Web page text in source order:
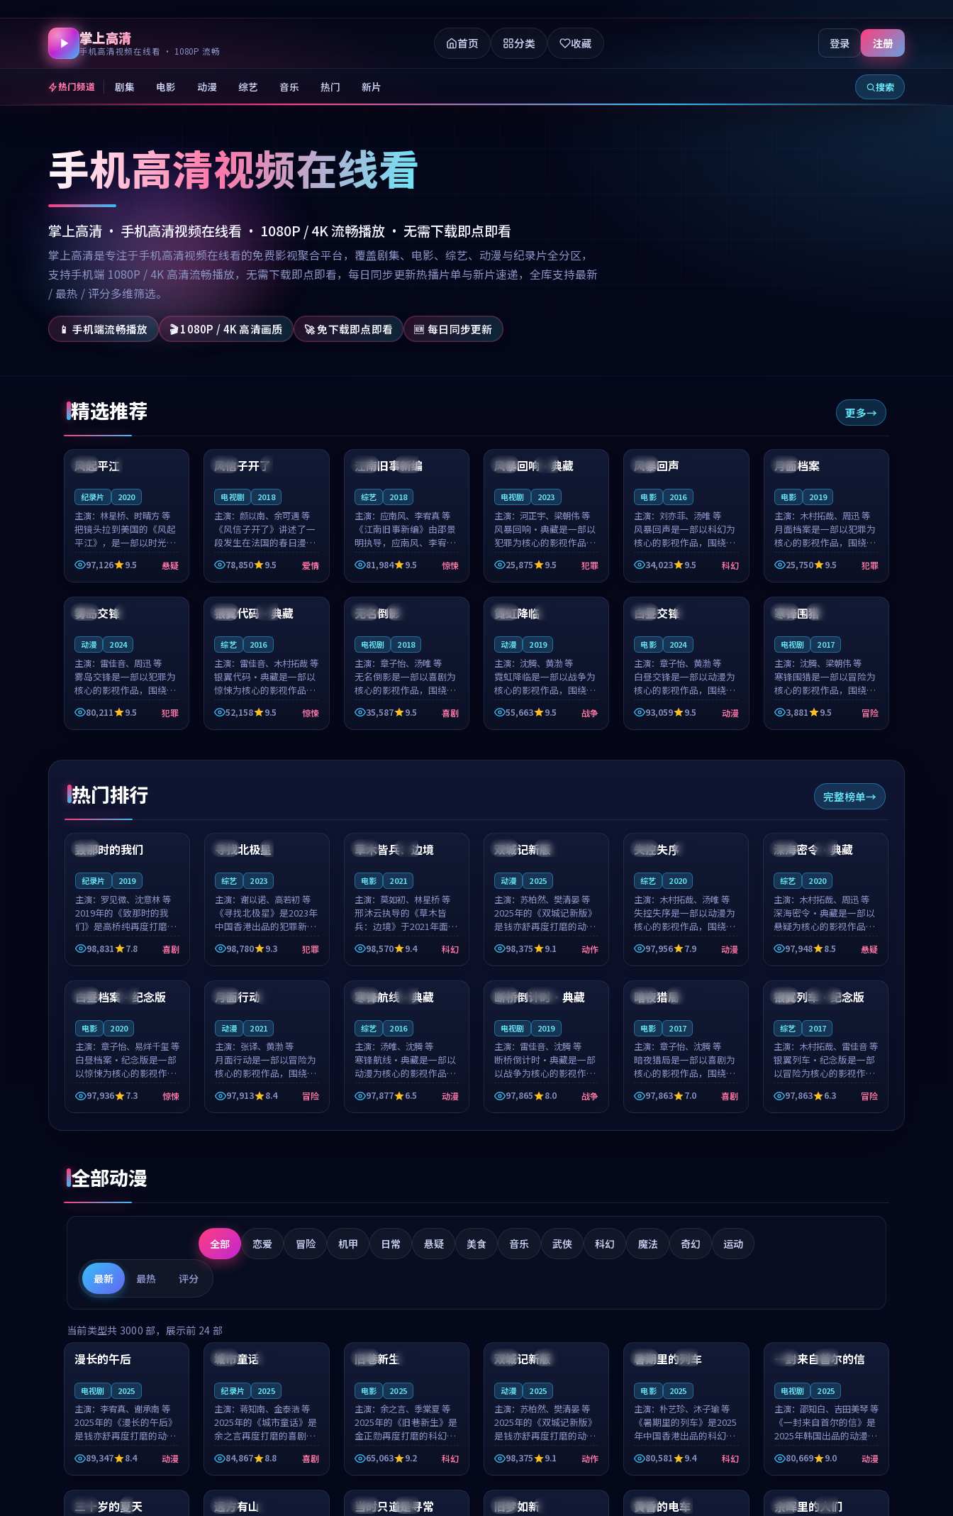
掌上高清
手机高清视频在线看 · 1080P 流畅
首页 分类 收藏 登录 注册
热门频道 剧集 电影 动漫 综艺 音乐 热门 新片 搜索
手机高清视频在线看
掌上高清 · 手机高清视频在线看 · 1080P / 4K 流畅播放 · 无需下载即点即看
掌上高清是专注于手机高清视频在线看的免费影视聚合平台，覆盖剧集、电影、综艺、动漫与纪录片全分区，
支持手机端 1080P / 4K 高清流畅播放，无需下载即点即看，每日同步更新热播片单与新片速递，全库支持最新
/ 最热 / 评分多维筛选。
📱 手机端流畅播放 🎬 1080P / 4K 高清画质 🚀 免下载即点即看 🆕 每日同步更新
精选推荐 更多
美国
99:07
风起平江
纪录片 2020
主演： 林星桥、时晴方 等
把镜头拉到美国的《风起
平江》，是一部以时光记
忆为底色的悬疑作品。林
星桥和时晴方贡献了2020
年颇受关注的合作演出，
影片在情感层次与现实质
感之间游...
97,126 9.5 悬疑
法国 4K
99:21
风信子开了
电视剧 2018
主演：颜以南、余可遇 等
《风信子开了》讲述了一
段发生在法国的春日漫步
故事。颜以南饰演的主角
与余可遇的角色因一场意
外卷入更深的纠葛，爱情
元素贯穿始终，节奏稳健
而富有张力，...
78,850 9.5 爱情
日本 院线
99:53
江南旧事新编
综艺 2018
主演： 应南风、李宥真 等
《江南旧事新编》由邵景
明执导，应南风、李宥真
领衔主演，是一部2018年
上映的日本惊悚综艺。影
片以邻里温情为切入，呈
现一段从初遇到告别都浸
着真实情...
81,984 9.5 惊悚
泰国 独播
99:01
风暴回响·典藏
电视剧 2023
主演： 河正宇、梁朝伟 等
风暴回响·典藏是一部以
犯罪为核心的影视作品，
围绕危机、反转与人物成
长展开，整体节奏紧凑，
值得推荐观看。
25,875 9.5 犯罪
中国
99:34
风暴回声
电影 2016
主演：刘亦菲、汤唯 等
风暴回声是一部以科幻为
核心的影视作品，围绕危
机、反转与人物成长展
开，整体节奏紧凑，值得
推荐观看。
34,023 9.5 科幻
法国
99:49
月面档案
电影 2019
主演： 木村拓哉、周迅 等
月面档案是一部以犯罪为
核心的影视作品，围绕危
机、反转与人物成长展
开，整体节奏紧凑，值得
推荐观看。
25,750 9.5 犯罪
日本
99:39
雾岛交锋
动漫 2024
主演： 雷佳音、周迅 等
雾岛交锋是一部以犯罪为
核心的影视作品，围绕危
机、反转与人物成长展
开，整体节奏紧凑，值得
推荐观看。
80,211 9.5 犯罪
美国 杜比
99:55
银翼代码·典藏
综艺 2016
主演： 雷佳音、木村拓哉 等
银翼代码·典藏是一部以
惊悚为核心的影视作品，
围绕危机、反转与人物成
长展开，整体节奏紧凑，
值得推荐观看。
52,158 9.5 惊悚
韩国 连载中
99:41
无名倒影
电视剧 2018
主演： 章子怡、汤唯 等
无名倒影是一部以喜剧为
核心的影视作品，围绕危
机、反转与人物成长展
开，整体节奏紧凑，值得
推荐观看。
35,587 9.5 喜剧
中国
99:11
霓虹降临
动漫 2019
主演： 沈腾、黄渤 等
霓虹降临是一部以战争为
核心的影视作品，围绕危
机、反转与人物成长展
开，整体节奏紧凑，值得
推荐观看。
55,663 9.5 战争
中国
99:10
白昼交锋
电影 2024
主演：章子怡、黄渤 等
白昼交锋是一部以动漫为
核心的影视作品，围绕危
机、反转与人物成长展
开，整体节奏紧凑，值得
推荐观看。
93,059 9.5 动漫
美国 连载中
99:12
寒锋围猎
电视剧 2017
主演： 沈腾、梁朝伟 等
寒锋围猎是一部以冒险为
核心的影视作品，围绕危
机、反转与人物成长展
开，整体节奏紧凑，值得
推荐观看。
3,881 9.5 冒险
热门排行 完整榜单
中国 4K
99:22
致那时的我们
纪录片 2019
主演： 罗见微、沈意林 等
2019年的《致那时的我
们》是高桥纯再度打磨的
喜剧佳作。中国大陆的取
景与都市寓言的氛围相互
成就，罗见微与沈意林的
影片在悬念...
98,831 7.8 喜剧
中国 4K
99:18
寻找北极星
综艺 2023
主演： 谢以诺、高若初 等
《寻找北极星》是2023年
中国香港出品的犯罪新
作，主创团队希望用公路
冒险的故事让观众停下来
想一想。谢以诺领衔，高
柯的叙事节...
98,780 9.3 犯罪
泰国 独播
99:44
草木皆兵：边境
电影 2021
主演： 莫如初、林星桥 等
邢沐云执导的《草木皆
兵：边境》于2021年面
世，泰国的城市气质与校
园青春的人物心境共同构
筑了影片基调。莫如初、
整部科幻电影...
98,570 9.4 科幻
中国 独播
99:40
双城记新版
动漫 2025
主演： 苏柏然、樊清晏 等
2025年的《双城记新版》
是钱亦舒再度打磨的动作
佳作。中国大陆的取景与
沙漠探险的氛围相互成
就，苏柏然与樊清晏的对
片在悬念与...
98,375 9.1 动作
中国
99:17
失控失序
综艺 2020
主演： 木村拓哉、汤唯 等
失控失序是一部以动漫为
核心的影视作品，围绕危
机、反转与人物成长展
开，整体节奏紧凑，值得
推荐观看。
97,956 7.9 动漫
泰国 完结
99:22
深海密令·典藏
综艺 2020
主演： 木村拓哉、周迅 等
深海密令·典藏是一部以
悬疑为核心的影视作品，
围绕危机、反转与人物成
长展开，整体节奏紧凑，
值得推荐观看。
97,948 8.5 悬疑
英国 杜比
99:25
白昼档案·纪念版
电影 2020
主演： 章子怡、易烊千玺 等
白昼档案·纪念版是一部
以惊悚为核心的影视作
品，围绕危机、反转与人
物成长展开，整体节奏紧
凑，值得推荐观看。
97,936 7.3 惊悚
日本
92:16
月面行动
动漫 2021
主演： 张译、黄渤 等
月面行动是一部以冒险为
核心的影视作品，围绕危
机、反转与人物成长展
开，整体节奏紧凑，值得
推荐观看。
97,913 8.4 冒险
美国 院线
99:26
寒锋航线·典藏
综艺 2016
主演： 汤唯、沈腾 等
寒锋航线·典藏是一部以
动漫为核心的影视作品，
围绕危机、反转与人物成
长展开，整体节奏紧凑，
值得推荐观看。
97,877 6.5 动漫
中国 连载中
99:03
断桥倒计时·典藏
电视剧 2019
主演： 雷佳音、沈腾 等
断桥倒计时·典藏是一部
以战争为核心的影视作
品，围绕危机、反转与人
物成长展开，整体节奏紧
凑，值得推荐观看。
97,865 8.0 战争
法国 连载中
99:58
暗夜猎局
电影 2017
主演： 章子怡、沈腾 等
暗夜猎局是一部以喜剧为
核心的影视作品，围绕危
机、反转与人物成长展
开，整体节奏紧凑，值得
推荐观看。
97,863 7.0 喜剧
中国 连载中
99:20
银翼列车·纪念版
综艺 2017
主演： 木村拓哉、雷佳音 等
银翼列车·纪念版是一部
以冒险为核心的影视作
品，围绕危机、反转与人
物成长展开，整体节奏紧
凑，值得推荐观看。
97,863 6.3 冒险
全部动漫
全部 恋爱 冒险 机甲 日常 悬疑 美食 音乐 武侠 科幻 魔法 奇幻 运动
最新 最热 评分
当前类型共 3000 部，展示前 24 部
中国 高分
99:16
漫长的午后
电视剧 2025
主演： 李宥真、谢承南 等
2025年的《漫长的午后》
是钱亦舒再度打磨的动漫
佳作。中国大陆的取景与
海岛日常的氛围相互成
就，李宥真与谢承南的对
手戏自然克制，让整部影
片在悬念与...
89,347 8.4 动漫
美国
城市童话
纪录片 2025
主演：蒋知南、金泰浩 等
2025年的《城市童话》是
余之言再度打磨的喜剧佳
作。美国的取景与历史战
争的氛围相互成就，蒋知
南与金泰浩的对手戏自然
克制，让整部影片在悬念
与温度之...
84,867 8.8 喜剧
英国
旧巷新生
电影 2025
主演： 余之言、季棠夏 等
2025年的《旧巷新生》是
金正勋再度打磨的科幻佳
作。英国的取景与雨夜物
语的氛围相互成就，余之
言与季棠夏的对手戏自然
克制，让整部影片在悬念
与温度之...
65,063 9.2 科幻
中国 独播
双城记新版
动漫 2025
主演： 苏柏然、樊清晏 等
2025年的《双城记新版》
是钱亦舒再度打磨的动作
佳作。中国大陆的取景与
沙漠探险的氛围相互成
就，苏柏然与樊清晏的对
手戏自然克制，让整部影
片在悬念与...
98,375 9.1 动作
中国 杜比
暑期里的列车
电影 2025
主演：朴艺珍、沐子瑜 等
《暑期里的列车》是2025
年中国香港出品的科幻新
作，主创团队希望用城市
夜归人的故事让观众停下
来想一想。朴艺珍领衔，
沐子瑜担任重要角色，郑
书延的叙...
80,581 9.4 科幻
韩国 热播
一封来自首尔的信
电视剧 2025
主演： 邵知白、吉田美琴 等
《一封来自首尔的信》是
2025年韩国出品的动漫新
作，主创团队希望用高考
往事的故事让观众停下来
想一想。邵知白领衔，吉
田美琴担任重要角色，谢
承南的叙...
80,669 9.0 动漫
法国 4K
99:12
三十岁的夏天 法国
99:48
远方有山 泰国 杜比
99:32
当时只道是寻常 中国
99:08
旧梦如新 日本 4K
99:20
黄昏的电车 泰国 完结
99:56
余晖里的人们